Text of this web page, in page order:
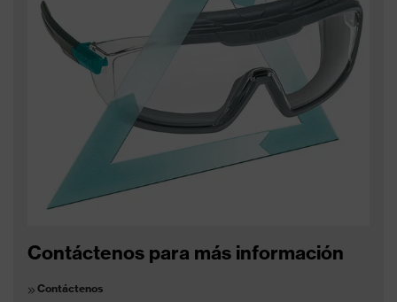
Contáctenos para más información
Contáctenos